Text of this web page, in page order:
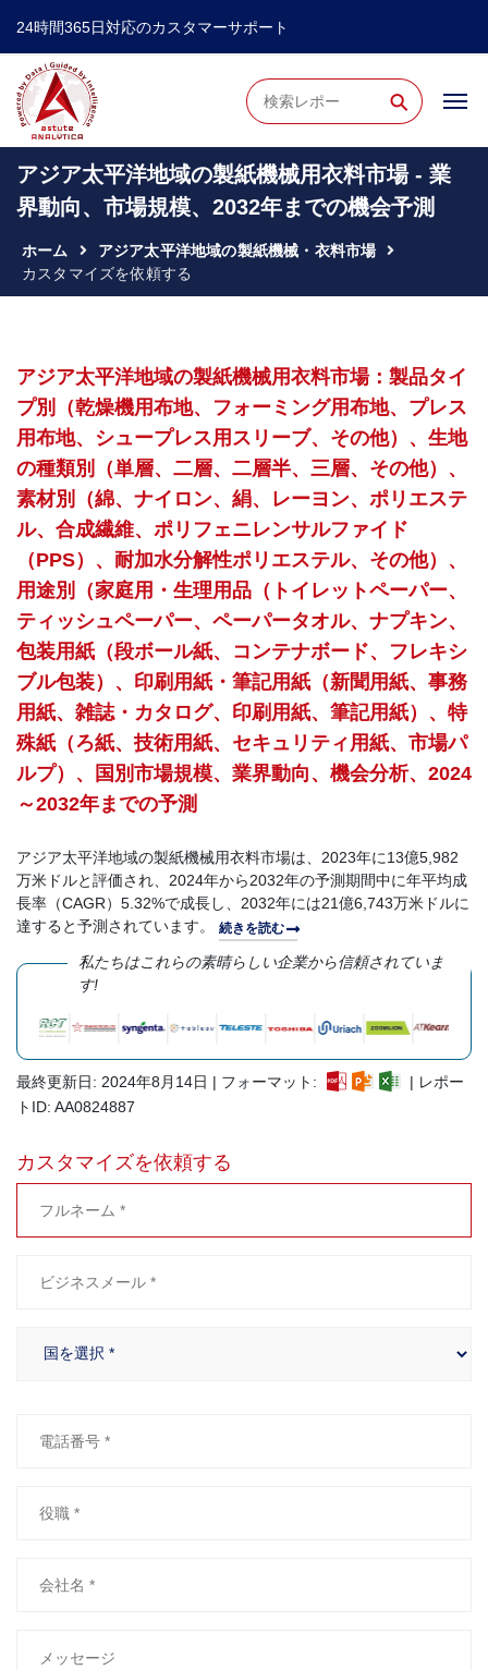
24時間365日対応のカスタマーサポート
⚲
アジア太平洋地域の製紙機械用衣料市場 - 業
界動向、市場規模、2032年までの機会予測
ホーム
アジア太平洋地域の製紙機械・衣料市場
カスタマイズを依頼する
アジア太平洋地域の製紙機械用衣料市場：製品タイ
プ別（乾燥機用布地、フォーミング用布地、プレス
用布地、シュープレス用スリーブ、その他）、生地
の種類別（単層、二層、二層半、三層、その他）、
素材別（綿、ナイロン、絹、レーヨン、ポリエステ
ル、合成繊維、ポリフェニレンサルファイド
（PPS）、耐加水分解性ポリエステル、その他）、
用途別（家庭用・生理用品（トイレットペーパー、
ティッシュペーパー、ペーパータオル、ナプキン、
包装用紙（段ボール紙、コンテナボード、フレキシ
ブル包装）、印刷用紙・筆記用紙（新聞用紙、事務
用紙、雑誌・カタログ、印刷用紙、筆記用紙）、特
殊紙（ろ紙、技術用紙、セキュリティ用紙、市場パ
ルプ）、国別市場規模、業界動向、機会分析、2024
～2032年までの予測
アジア太平洋地域の製紙機械用衣料市場は、2023年に13億5,982
万米ドルと評価され、2024年から2032年の予測期間中に年平均成
長率（CAGR）5.32%で成長し、2032年には21億6,743万米ドルに
達すると予測されています。 続きを読む
私たちはこれらの素晴らしい企業から信頼されていま
す!
最終更新日: 2024年8月14日 | フォーマット:
| レポー
トID: AA0824887
カスタマイズを依頼する